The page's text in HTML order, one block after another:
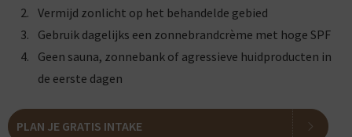
Vermijd zonlicht op het behandelde gebied
Gebruik dagelijks een zonnebrandcrème met hoge SPF
Geen sauna, zonnebank of agressieve huidproducten in
de eerste dagen
PLAN JE GRATIS INTAKE